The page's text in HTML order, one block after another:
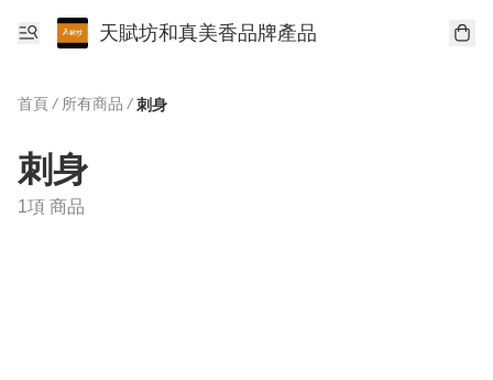
天賦坊和真美香品牌產品
首頁 / 所有商品 / 刺身
刺身
1項 商品